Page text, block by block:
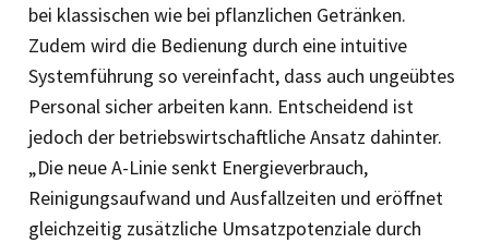
bei klassischen wie bei pflanzlichen Getränken.
Zudem wird die Bedienung durch eine intuitive
Systemführung so vereinfacht, dass auch ungeübtes
Personal sicher arbeiten kann. Entscheidend ist
jedoch der betriebswirtschaftliche Ansatz dahinter.
„Die neue A-Linie senkt Energieverbrauch,
Reinigungsaufwand und Ausfallzeiten und eröffnet
gleichzeitig zusätzliche Umsatzpotenziale durch